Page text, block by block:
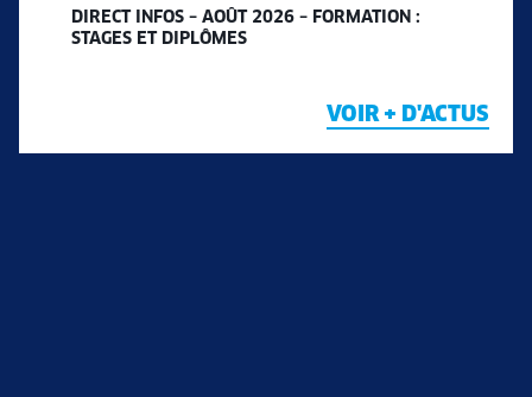
DIRECT INFOS – AOÛT 2026 – FORMATION :
STAGES ET DIPLÔMES
VOIR + D'ACTUS